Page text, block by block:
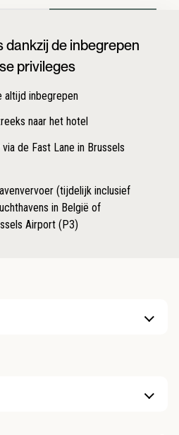
dankzij de inbegrepen
privileges
altijd inbegrepen
naar het hotel
de Fast Lane in Brussels
(tijdelijk inclusief
in België of
Airport (P3)